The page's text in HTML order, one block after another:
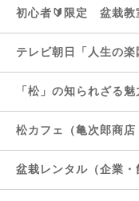
初心者🔰限定 盆栽教
テレビ朝日「人生の楽
「松」の知られざる
松カフェ（亀次郎商
盆栽レンタル（企業